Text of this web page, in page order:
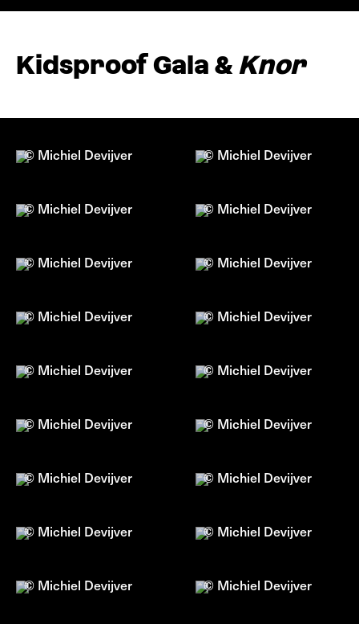
Kidsproof Gala & Knor
© Michiel Devijver © Michiel Devijver
© Michiel Devijver © Michiel Devijver
© Michiel Devijver © Michiel Devijver
© Michiel Devijver © Michiel Devijver
© Michiel Devijver © Michiel Devijver
© Michiel Devijver © Michiel Devijver
© Michiel Devijver © Michiel Devijver
© Michiel Devijver © Michiel Devijver
© Michiel Devijver © Michiel Devijver